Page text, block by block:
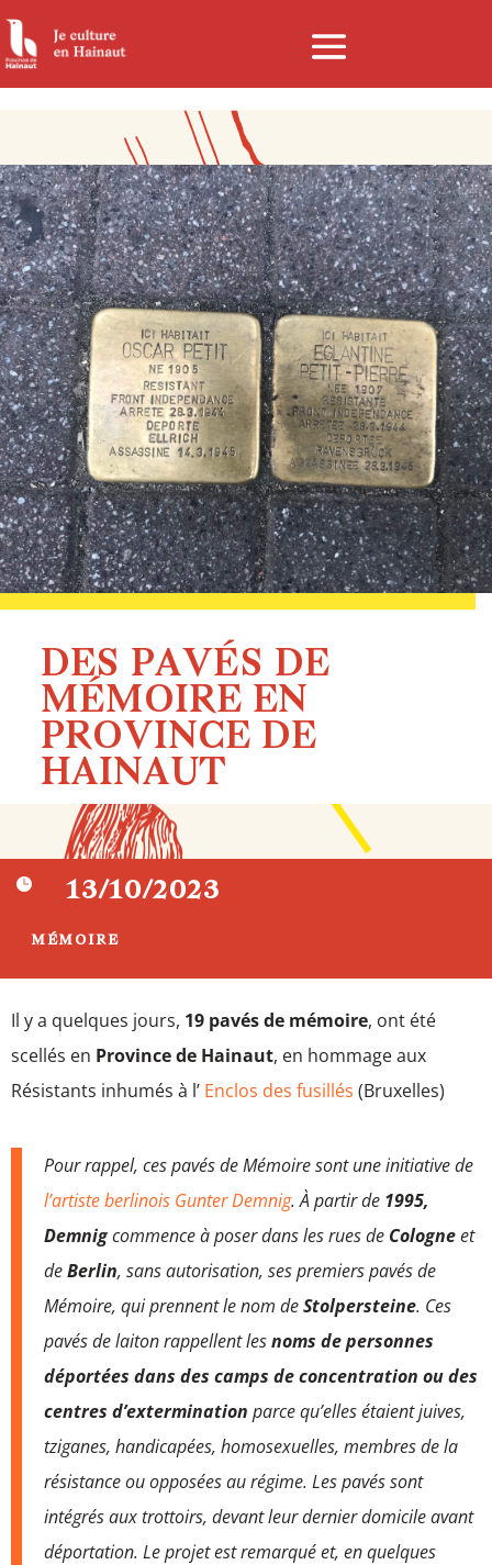
Panneau de gestion des cookies
DES PAVÉS DE
MÉMOIRE EN
PROVINCE DE
HAINAUT
 13/10/2023
MÉMOIRE
Il y a quelques jours, 19 pavés de mémoire, ont été
scellés en Province de Hainaut, en hommage aux
Résistants inhumés à l’ Enclos des fusillés (Bruxelles)
Pour rappel, ces pavés de Mémoire sont une initiative de
l’artiste berlinois Gunter Demnig. À partir de 1995,
Demnigcommence à poser dans les rues de Cologneet
deBerlin, sans autorisation, ses premiers pavés de
Mémoire, qui prennent le nom deStolpersteine. Ces
pavés de laiton rappellent lesnoms de personnes
déportées dans des camps de concentration ou des
centres d’extermination parce qu’elles étaient juives,
tziganes, handicapées, homosexuelles, membres de la
résistance ou opposées au régime. Les pavés sont
intégrés aux trottoirs, devant leur dernier domicile avant
déportation. Le projet est remarqué et, en quelques